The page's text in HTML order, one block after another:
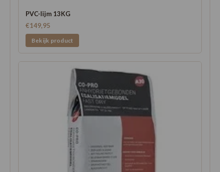
PVC-lijm 13KG
€149,95
Bekijk product